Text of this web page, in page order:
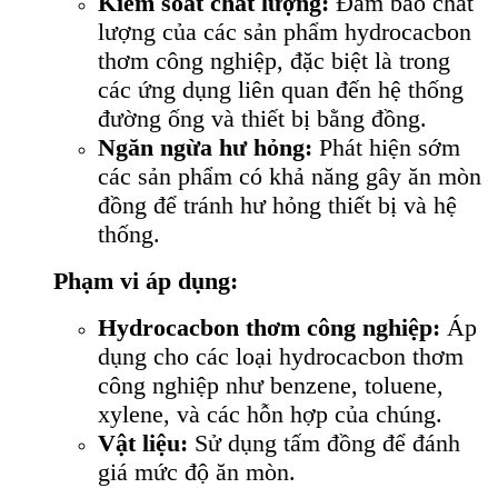
lượng của các sản phẩm hydrocacbon
thơm công nghiệp, đặc biệt là trong
các ứng dụng liên quan đến hệ thống
đường ống và thiết bị bằng đồng.
Ngăn ngừa hư hỏng: Phát hiện sớm
các sản phẩm có khả năng gây ăn mòn
đồng để tránh hư hỏng thiết bị và hệ
thống.
Phạm vi áp dụng:
Hydrocacbon thơm công nghiệp: Áp
dụng cho các loại hydrocacbon thơm
công nghiệp như benzene, toluene,
xylene, và các hỗn hợp của chúng.
Vật liệu: Sử dụng tấm đồng để đánh
giá mức độ ăn mòn.